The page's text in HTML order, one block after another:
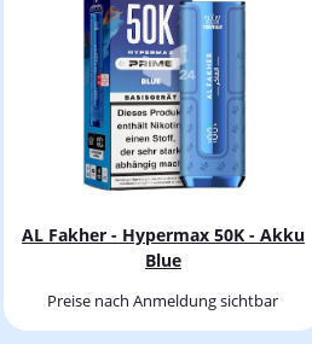
AL Fakher - Hypermax 50K - Akku
Blue
Preise nach Anmeldung sichtbar